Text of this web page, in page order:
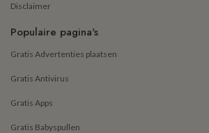
Disclaimer
Populaire pagina's
Gratis Advertenties plaatsen
Gratis Antivirus
Gratis Apps
Gratis Babyspullen